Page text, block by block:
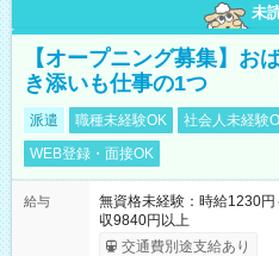
未
【オープニング募集】お
き添いも仕事の1つ
派遣 職種未経験OK 社会人未経験
WEB登録・面接OK
給与
無資格未経験：時給1230
収9840円以上
交通費別途支給あり